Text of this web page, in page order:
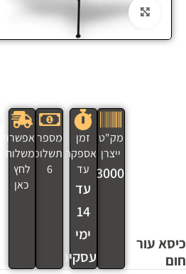
Click to enlarge
כיסא עור
חום
מק"ט
ייצרן
3000
זמן
אספקה
עד
עד
14
ימי
עסקים
מספר
תשלומים
6
אפשרויות
משלוח
לחץ
כאן